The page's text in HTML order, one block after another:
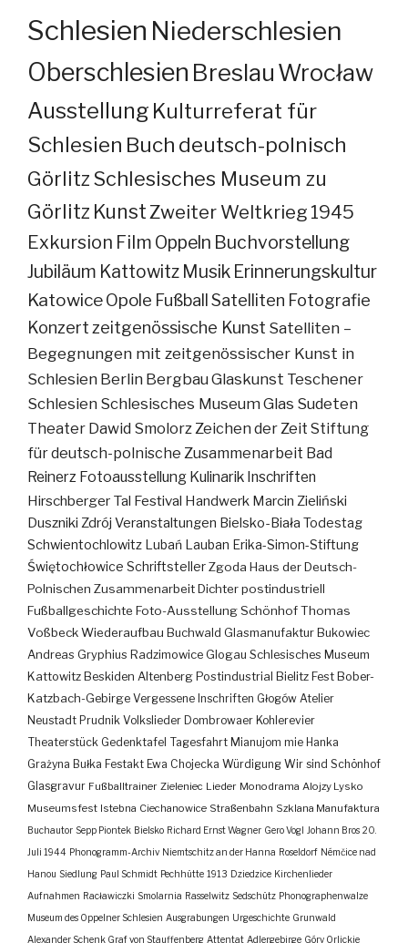
Schlesien Niederschlesien
Oberschlesien Breslau Wrocław
Ausstellung Kulturreferat für
Schlesien Buch deutsch-polnisch
GörlitzSchlesisches Museum zu
Görlitz KunstZweiter Weltkrieg 1945
Exkursion Film Oppeln Buchvorstellung
Jubiläum Kattowitz Musik Erinnerungskultur
KatowiceOpole FußballSatelliten Fotografie
Konzertzeitgenössische Kunst Satelliten –
Begegnungen mit zeitgenössischer Kunst in
Schlesien Berlin BergbauGlaskunst Teschener
Schlesien Schlesisches MuseumGlas Sudeten
Theater Dawid SmolorzZeichen der Zeit Stiftung
für deutsch-polnische Zusammenarbeit Bad
Reinerz Fotoausstellung Kulinarik Inschriften
Hirschberger Tal Festival Handwerk Marcin Zieliński
Duszniki Zdrój Veranstaltungen Bielsko-Biała Todestag
Schwientochlowitz Lubań Lauban Erika-Simon-Stiftung
Świętochłowice SchriftstellerZgoda Haus der Deutsch-
Polnischen ZusammenarbeitDichterpostindustriell
Fußballgeschichte Foto-AusstellungSchönhofThomas
VoßbeckWiederaufbau Buchwald Glasmanufaktur Bukowiec
Andreas Gryphius Radzimowice Glogau Schlesisches Museum
Kattowitz Beskiden Altenberg Postindustrial Bielitz Fest Bober-
Katzbach-Gebirge Vergessene Inschriften Głogów Atelier
Neustadt Prudnik Volkslieder Dombrowaer Kohlerevier
Theaterstück Gedenktafel Tagesfahrt Mianujom mie Hanka
Grażyna Bułka Festakt Ewa Chojecka Würdigung Wir sind Schönhof
Glasgravur Fußballtrainer Zieleniec Lieder Monodrama Alojzy Lysko
Museumsfest Istebna Ciechanowice Straßenbahn Szklana Manufaktura
Buchautor Sepp Piontek Bielsko Richard Ernst Wagner Gero Vogl Johann Bros 20.
Juli 1944 Phonogramm-Archiv Niemtschitz an der Hanna Roseldorf Némčice nad
Hanou Siedlung Paul Schmidt Pechhütte 1913 Dziedzice Kirchenlieder
Aufnahmen Racławiczki Smolarnia Rasselwitz Sedschütz Phonographenwalze
Museum des Oppelner Schlesien Ausgrabungen Urgeschichte Grunwald
Alexander Schenk Graf von Stauffenberg Attentat Adlergebirge Góry Orlickie